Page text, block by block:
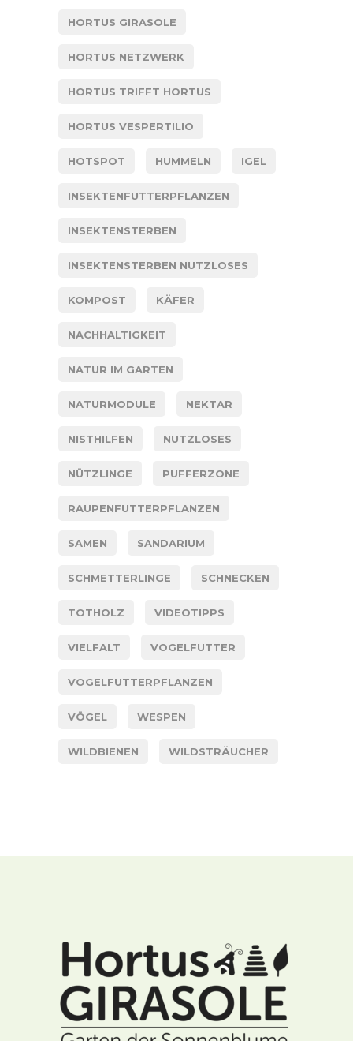
HORTUS GIRASOLE
HORTUS NETZWERK
HORTUS TRIFFT HORTUS
HORTUS VESPERTILIO
HOTSPOT HUMMELN IGEL
INSEKTENFUTTERPFLANZEN
INSEKTENSTERBEN
INSEKTENSTERBEN NUTZLOSES
KOMPOST KÄFER
NACHHALTIGKEIT
NATUR IM GARTEN
NATURMODULE NEKTAR
NISTHILFEN NUTZLOSES
NÜTZLINGE PUFFERZONE
RAUPENFUTTERPFLANZEN
SAMEN SANDARIUM
SCHMETTERLINGE SCHNECKEN
TOTHOLZ VIDEOTIPPS
VIELFALT VOGELFUTTER
VOGELFUTTERPFLANZEN
VÖGEL WESPEN
WILDBIENEN WILDSTRÄUCHER